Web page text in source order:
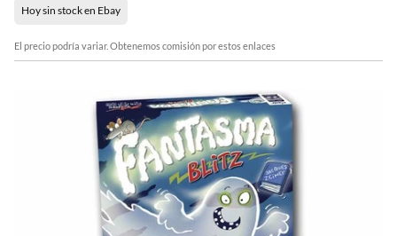
Hoy sin stock en Ebay
El precio podría variar. Obtenemos comisión por estos enlaces